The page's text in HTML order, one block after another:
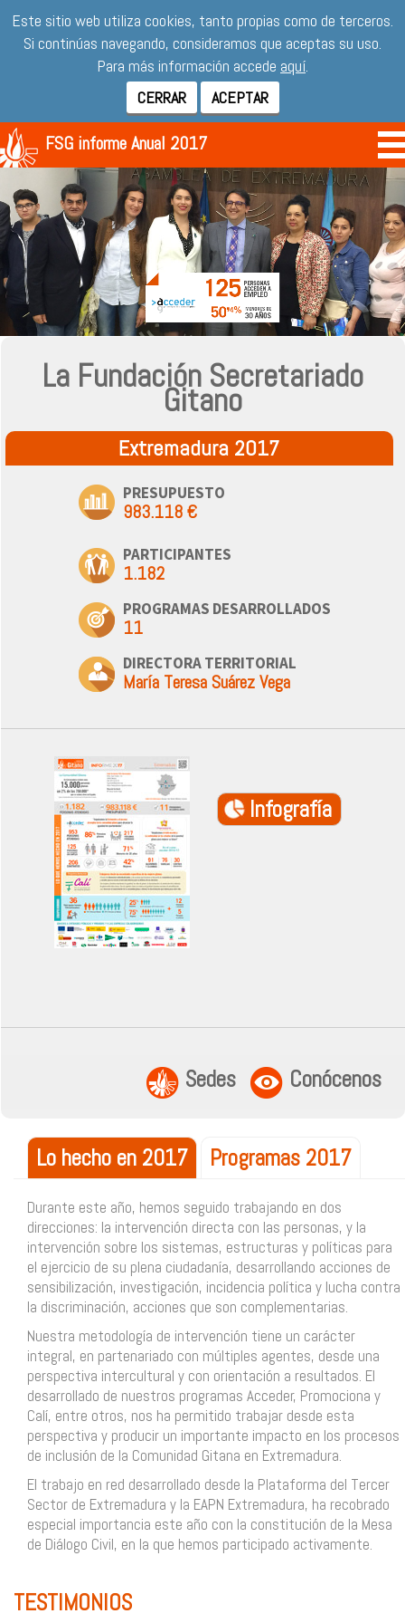
Este sitio web utiliza cookies, tanto propias como de terceros.
Si continúas navegando, consideramos que aceptas su uso.
Para más información accede aquí.
CERRAR
ACEPTAR
FSG informe Anual 2017
La Fundación Secretariado
Gitano
Extremadura 2017
PRESUPUESTO
983.118 €
PARTICIPANTES
1.182
PROGRAMAS DESARROLLADOS
11
DIRECTORA TERRITORIAL
María Teresa Suárez Vega
Infografía
Sedes Conócenos
Lo hecho en 2017 Programas 2017
Durante este año, hemos seguido trabajando en dos
direcciones: la intervención directa con las personas, y la
intervención sobre los sistemas, estructuras y políticas para
el ejercicio de su plena ciudadanía, desarrollando acciones de
sensibilización, investigación, incidencia política y lucha contra
la discriminación, acciones que son complementarias.
Nuestra metodología de intervención tiene un carácter
integral, en partenariado con múltiples agentes, desde una
perspectiva intercultural y con orientación a resultados. El
desarrollado de nuestros programas Acceder, Promociona y
Calí, entre otros, nos ha permitido trabajar desde esta
perspectiva y producir un importante impacto en los procesos
de inclusión de la Comunidad Gitana en Extremadura.
El trabajo en red desarrollado desde la Plataforma del Tercer
Sector de Extremadura y la EAPN Extremadura, ha recobrado
especial importancia este año con la constitución de la Mesa
de Diálogo Civil, en la que hemos participado activamente.
TESTIMONIOS